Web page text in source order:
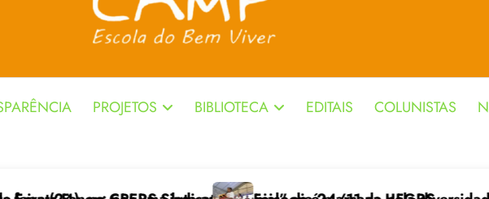
PROJETOS BIBLIOTECA EDITAIS COLUNISTAS